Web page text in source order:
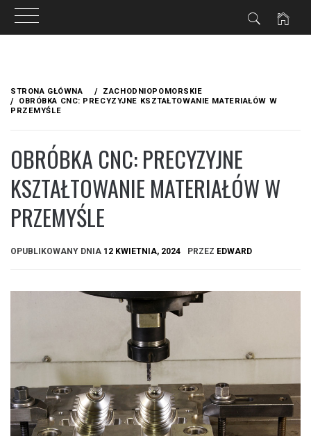
treści
STRONA GŁÓWNA
ZACHODNIOPOMORSKIE
OBRÓBKA CNC: PRECYZYJNE KSZTAŁTOWANIE MATERIAŁÓW W
PRZEMYŚLE
OBRÓBKA CNC: PRECYZYJNE
KSZTAŁTOWANIE MATERIAŁÓW W
PRZEMYŚLE
OPUBLIKOWANY DNIA 12 KWIETNIA, 2024 PRZEZ EDWARD